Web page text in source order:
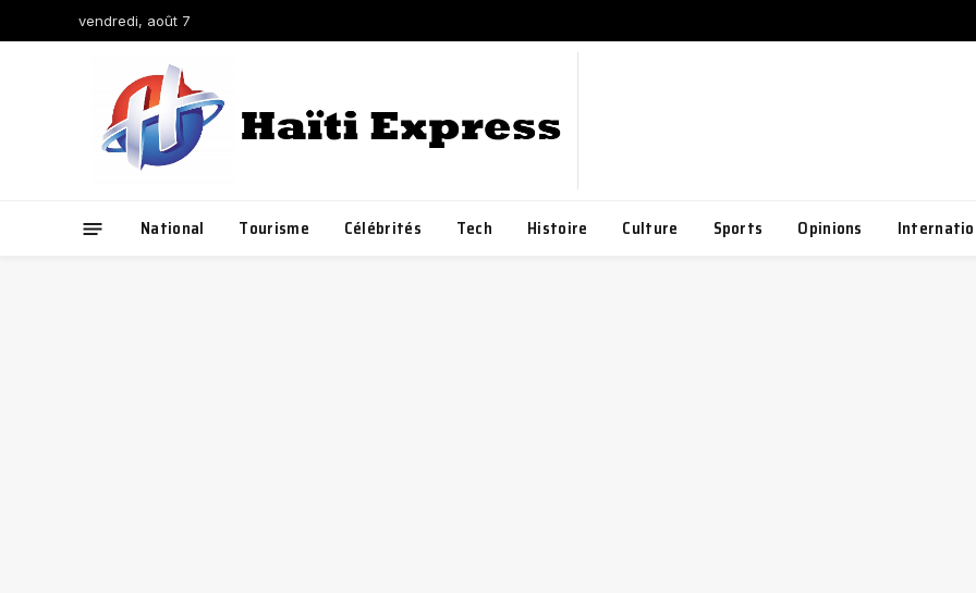
vendredi, août 7
National Tourisme Célébrités Tech Histoire Culture Sports Opinions